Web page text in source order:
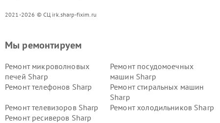
2021-2026 © СЦ irk.sharp-fixim.ru
Мы ремонтируем
Ремонт микроволновых
печей Sharp
Ремонт посудомоечных
машин Sharp
Ремонт телефонов Sharp
Ремонт стиральных машин
Sharp
Ремонт телевизоров Sharp
Ремонт холодильников Sharp
Ремонт ресиверов Sharp